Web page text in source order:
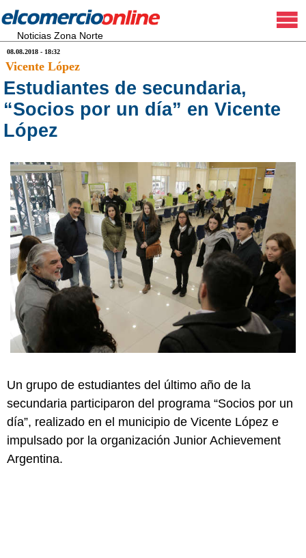
Noticias Zona Norte
08.08.2018 - 18:32
Vicente López
Estudiantes de secundaria,
“Socios por un día” en Vicente
López
Un grupo de estudiantes del último año de la
secundaria participaron del programa “Socios por un
día”, realizado en el municipio de Vicente López e
impulsado por la organización Junior Achievement
Argentina.